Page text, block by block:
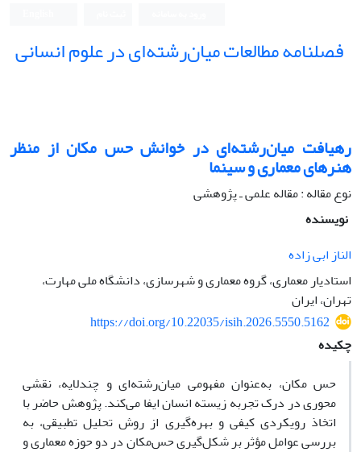
فصلنامه مطالعات میان‌رشته‌ای در علوم انسانی
رهیافت میان‌رشته‌ای در خوانش حس مکان از منظر
هنر‌های معماری و سینما
نوع مقاله : مقاله علمی ـ پژوهشی
نویسنده
الناز ابی زاده
استادیار معماری، گروه معماری و شهرسازی، دانشگاه ملی مهارت،
تهران، ایران
https://doi.org/10.22035/isih.2026.5550.5162
چکیده
حس مکان، به‌عنوان مفهومی میان‌رشته‌ای و چندلایه، نقشی
محوری در درک تجربه‌ زیسته‌ انسان ایفا می‌کند. پژوهش حاضر با
اتخاذ رویکردی کیفی و بهره‌گیری از روش تحلیل تطبیقی، به
بررسی عوامل مؤثر بر شکل‌گیری حس‌مکان در دو حوزه معماری و